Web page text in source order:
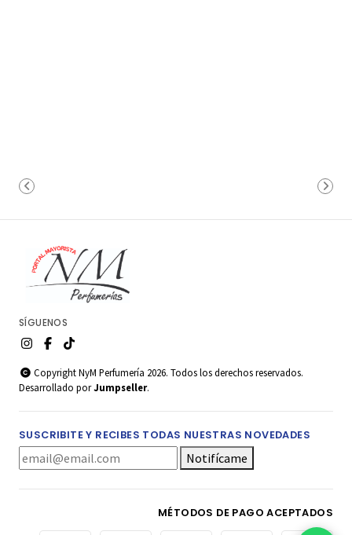
SÍGUENOS
Copyright NyM Perfumería 2026. Todos los derechos reservados.
Desarrollado porJumpseller.
SUSCRIBITE Y RECIBES TODAS NUESTRAS NOVEDADES
Notifícame
MÉTODOS DE PAGO ACEPTADOS